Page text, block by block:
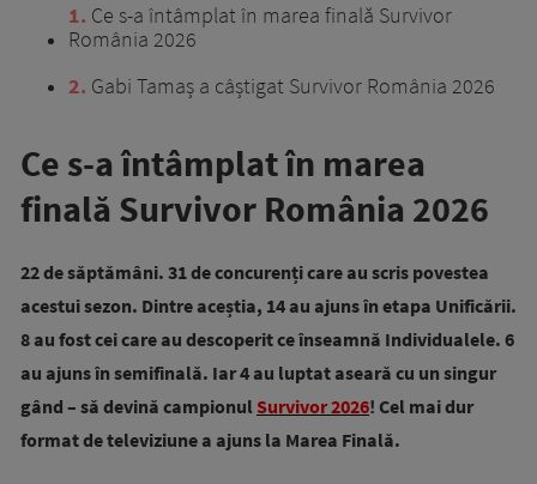
1 Ce s-a întâmplat în marea finală Survivor
România 2026
2 Gabi Tamaș a câștigat Survivor România 2026
Ce s-a întâmplat în marea
finală Survivor România 2026
22 de săptămâni. 31 de concurenți care au scris povestea
acestui sezon. Dintre aceștia, 14 au ajuns în etapa Unificării.
8 au fost cei care au descoperit ce înseamnă Individualele. 6
au ajuns în semifinală. Iar 4 au luptat aseară cu un singur
gând – să devină campionulSurvivor 2026! Cel mai dur
format de televiziune a ajuns la Marea Finală.